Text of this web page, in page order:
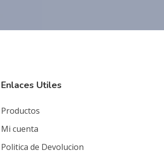
Enlaces Utiles
Productos
Mi cuenta
Politica de Devolucion